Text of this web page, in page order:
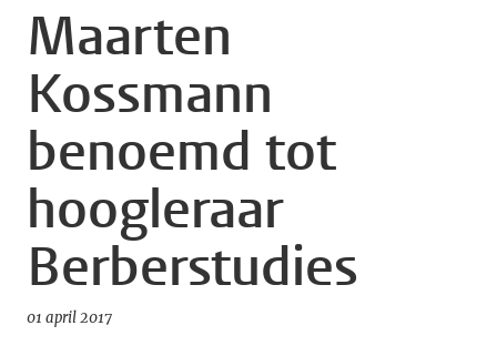
Maarten
Kossmann
benoemd tot
hoogleraar
Berberstudies
01 april 2017